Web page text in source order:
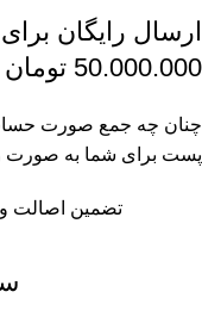
ارسال رایگان
50.000.000 تومان
پست برای شما به صورت
تضمین اصالت و